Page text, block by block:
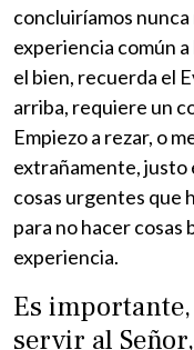
concluiríamos nunca
experiencia común
el bien, recuerda el
arriba, requiere un
Empiezo a rezar, o
extrañamente, justo
cosas urgentes que
para no hacer
experiencia.
Es
servir al